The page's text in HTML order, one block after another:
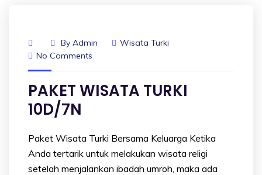
By Admin
Wisata Turki
No Comments
PAKET WISATA TURKI
10D/7N
Paket Wisata Turki Bersama Keluarga Ketika
Anda tertarik untuk melakukan wisata religi
setelah menjalankan ibadah umroh, maka ada